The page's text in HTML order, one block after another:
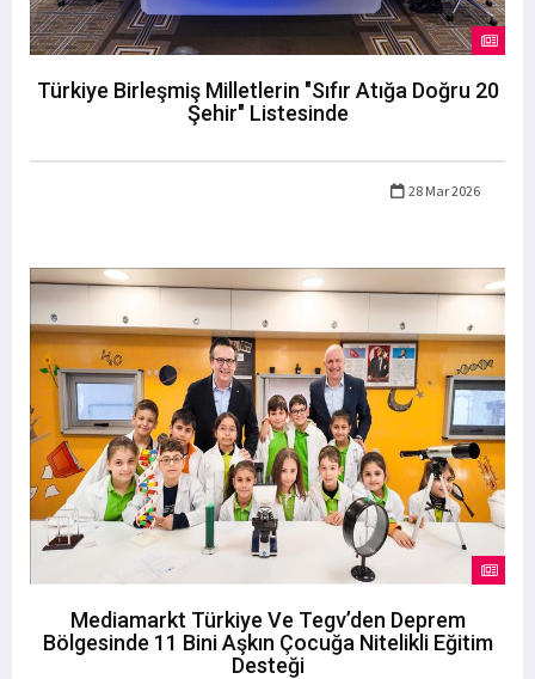
Türkiye Birleşmiş Milletlerin "Sıfır Atığa Doğru 20
Şehir" Listesinde
28 Mar 2026
Mediamarkt Türkiye Ve Tegv’den Deprem
Bölgesinde 11 Bini Aşkın Çocuğa Nitelikli Eğitim
Desteği